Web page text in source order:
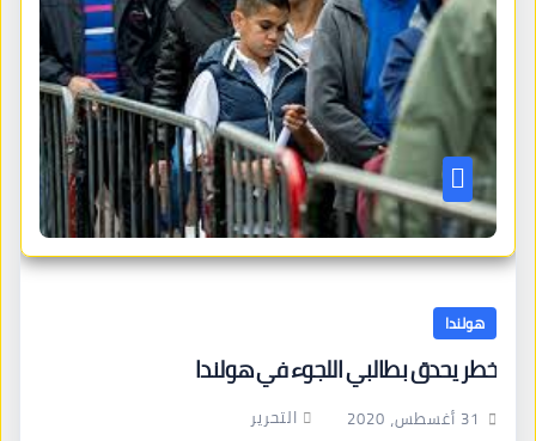
هولندا
خطر يحدق بطالبي اللجوء في هولندا
31 أغسطس، 2020 التحرير